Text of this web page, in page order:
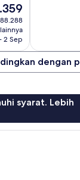
2 Sep
dengan
syarat. Lebih